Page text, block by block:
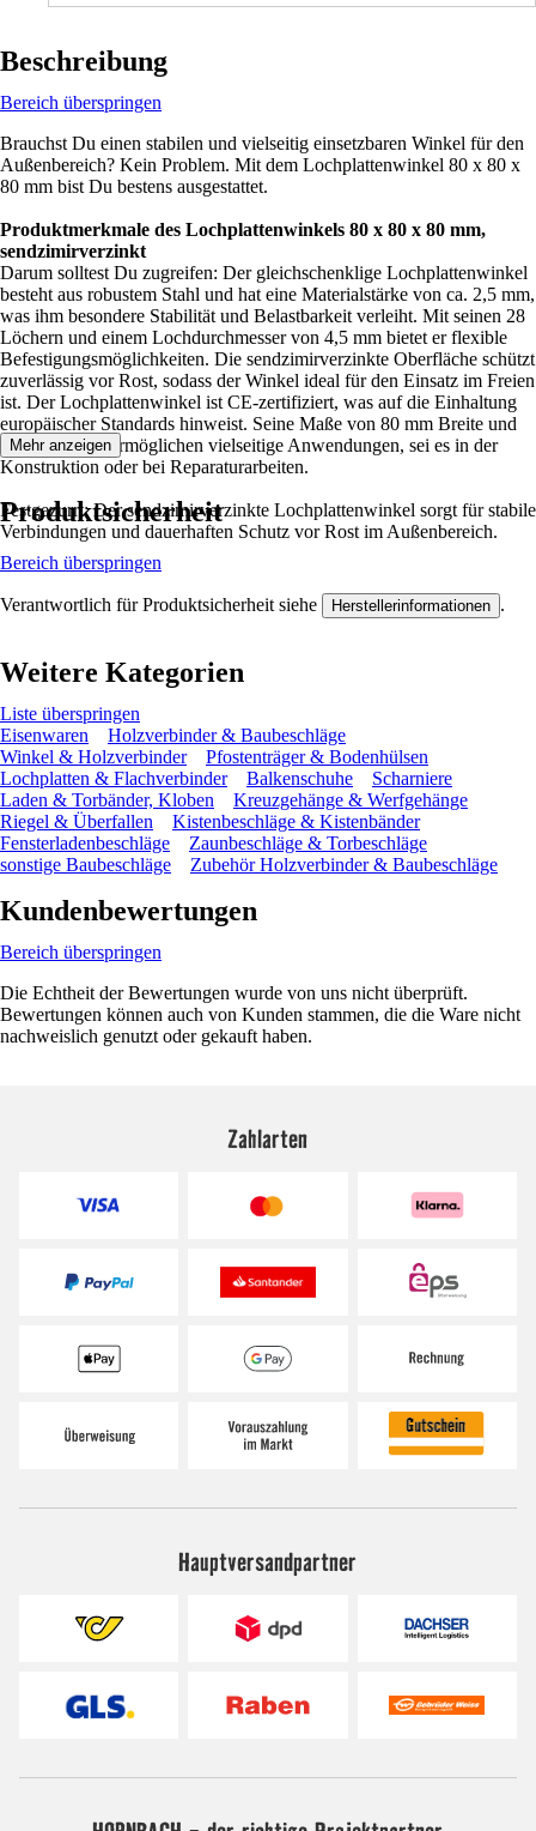
Beschreibung
Bereich überspringen
Brauchst Du einen stabilen und vielseitig einsetzbaren Winkel für den
Außenbereich? Kein Problem. Mit dem Lochplattenwinkel 80 x 80 x
80 mm bist Du bestens ausgestattet.
Produktmerkmale des Lochplattenwinkels 80 x 80 x 80 mm,
sendzimirverzinkt
Darum solltest Du zugreifen: Der gleichschenklige Lochplattenwinkel
besteht aus robustem Stahl und hat eine Materialstärke von ca. 2,5 mm,
was ihm besondere Stabilität und Belastbarkeit verleiht. Mit seinen 28
Löchern und einem Lochdurchmesser von 4,5 mm bietet er flexible
Befestigungsmöglichkeiten. Die sendzimirverzinkte Oberfläche schützt
zuverlässig vor Rost, sodass der Winkel ideal für den Einsatz im Freien
ist. Der Lochplattenwinkel ist CE-zertifiziert, was auf die Einhaltung
europäischer Standards hinweist. Seine Maße von 80 mm Breite und
80 mm Länge ermöglichen vielseitige Anwendungen, sei es in der
Konstruktion oder bei Reparaturarbeiten.
Festgezurrt: Der sendzimirverzinkte Lochplattenwinkel sorgt für stabile
Verbindungen und dauerhaften Schutz vor Rost im Außenbereich.
Mehr anzeigen
Produktsicherheit
Bereich überspringen
Verantwortlich für Produktsicherheit siehe Herstellerinformationen .
Weitere Kategorien
Liste überspringen
Eisenwaren
Holzverbinder & Baubeschläge
Winkel & Holzverbinder
Pfostenträger & Bodenhülsen
Lochplatten & Flachverbinder
Balkenschuhe
Scharniere
Laden & Torbänder, Kloben
Kreuzgehänge & Werfgehänge
Riegel & Überfallen
Kistenbeschläge & Kistenbänder
Fensterladenbeschläge
Zaunbeschläge & Torbeschläge
sonstige Baubeschläge
Zubehör Holzverbinder & Baubeschläge
Kundenbewertungen
Bereich überspringen
Die Echtheit der Bewertungen wurde von uns nicht überprüft.
Bewertungen können auch von Kunden stammen, die die Ware nicht
nachweislich genutzt oder gekauft haben.
Zahlarten
Hauptversandpartner